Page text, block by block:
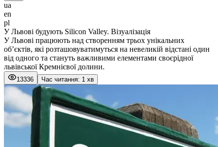
ua
en
pl
У Львові будують Silicon Valley. Візуалізація
У Львові працюють над створенням трьох унікальних
об’єктів, які розташовуватимуться на невеликій відстані один
від одного та стануть важливими елементами своєрідної
львівської Кремнієвої долини.
13336 Час читання: 1 хв